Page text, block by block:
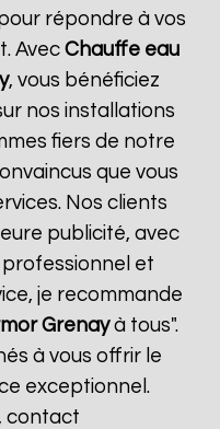
répondre à vos
AvecChauffe eau
, vous bénéficiez
nos installations
fiers de notre
que vous
Nos clients
publicité, avec
professionnel et
je recommande
Grenayà tous".
à vous offrir le
exceptionnel.
contact